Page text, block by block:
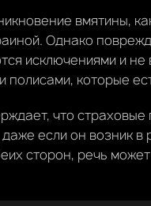
вмятины,
Однако
исключениями и не
которые
что
если он возник
сторон, речь